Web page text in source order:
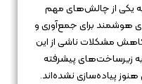
به یکی از چالش‌های مهم
هوشمند برای جمع‌آوری و
کاهش مشکلات ناشی از این
به زیرساخت‌های پیشرفته
پیاده‌سازی نشده‌اند.